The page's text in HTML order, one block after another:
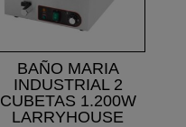
BAÑO MARIA
INDUSTRIAL 2
CUBETAS 1.200W
LARRYHOUSE